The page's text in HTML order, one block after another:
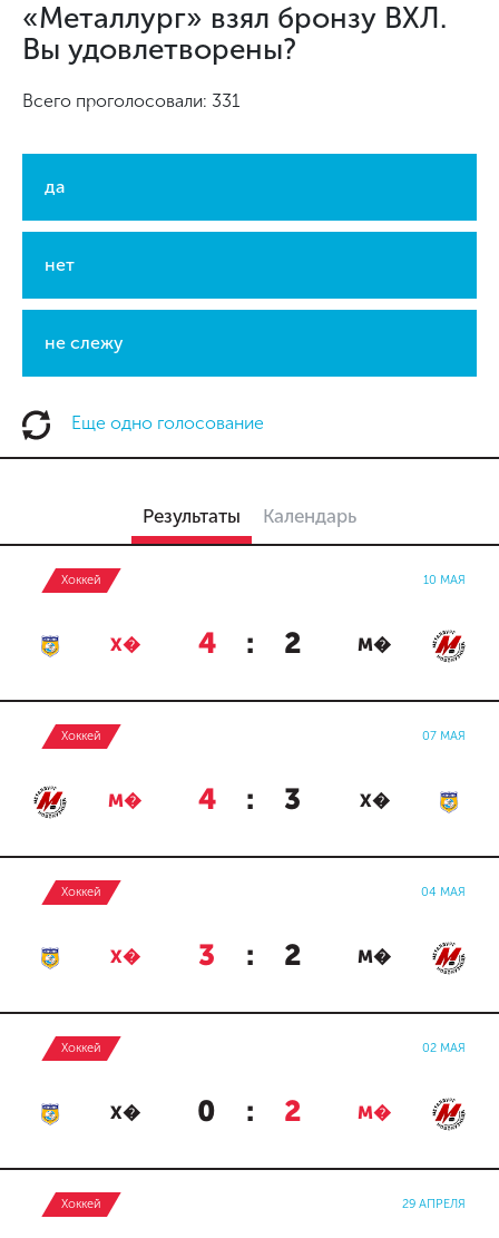
«Металлург» взял бронзу ВХЛ.
Вы удовлетворены?
Всего проголосовали: 331
да
нет
не слежу
Еще одно голосование
Результаты Календарь
Хоккей 10 МАЯ
Х� 4 : 2 М�
Хоккей 07 МАЯ
М� 4 : 3 Х�
Хоккей 04 МАЯ
Х� 3 : 2 М�
Хоккей 02 МАЯ
Х� 0 : 2 М�
Хоккей 29 АПРЕЛЯ